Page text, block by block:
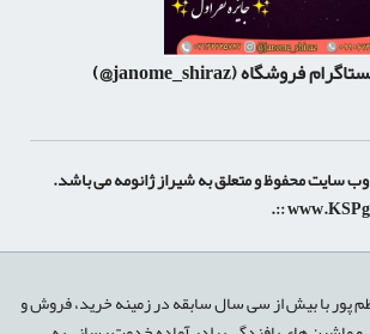
فروشگاه(janome_shiraz@)
::.
پور با بیش از سی سال سابقه در زمینه خرید، فروش و